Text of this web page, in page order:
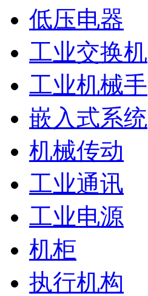
低压电器
工业交换机
工业机械手
嵌入式系统
机械传动
工业通讯
工业电源
机柜
执行机构